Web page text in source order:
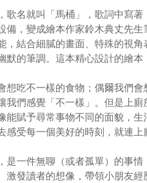
名就叫「馬桶」，歌詞中寫著
備，變成繪本作家鈴木典丈先
，結合細膩的畫面、特殊的視
默的筆調。這本精心設計的繪本
吃不一樣的食物；偶爾我們會
我們感覺「不一樣」。但是上
能賦予尋常事物不同的面貌，生
感受每一個美好的時刻，就連上
一件無聊（或者孤單）的事情
激發讀者的想像，帶領小朋友